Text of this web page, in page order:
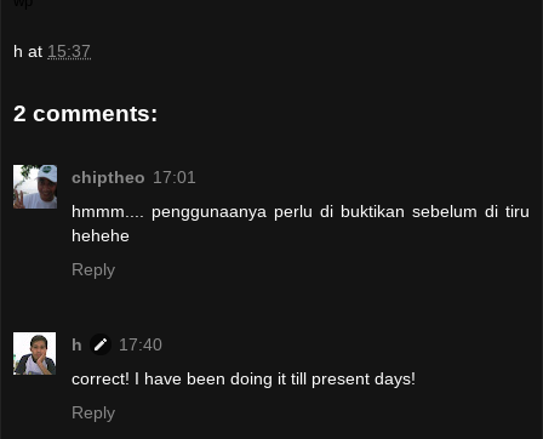
h at 15:37
2 comments:
chiptheo 17:01
hmmm.... penggunaanya perlu di buktikan sebelum di tiru
hehehe
Reply
h
17:40
correct! I have been doing it till present days!
Reply